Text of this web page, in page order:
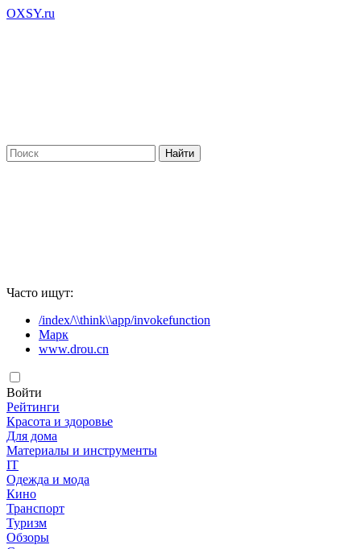
OXSY.ru
Часто ищут:
/index/\\think\\app/invokefunction
Марк
www.drou.cn
Войти
Рейтинги
Красота и здоровье
Для дома
Материалы и инструменты
IT
Одежда и мода
Кино
Транспорт
Туризм
Обзоры